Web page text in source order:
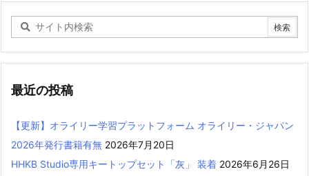
最近の投稿
【更新】オライリー学習プラットフォーム オライリー・ジャパン
2026年発行書籍有無 2026年7月20日
HHKB Studio専用キートップセット「灰」 装着 2026年6月26日